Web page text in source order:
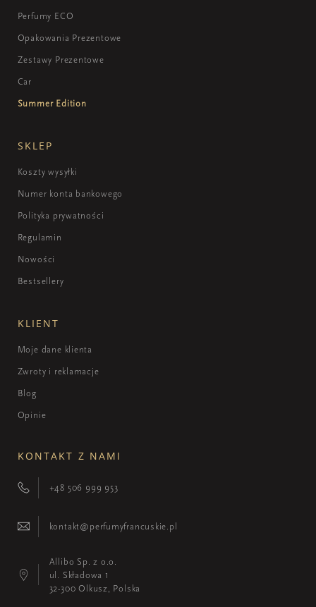
Perfumy ECO
Opakowania Prezentowe
Zestawy Prezentowe
Car
Summer Edition
SKLEP
Koszty wysyłki
Numer konta bankowego
Polityka prywatności
Regulamin
Nowości
Bestsellery
KLIENT
Moje dane klienta
Zwroty i reklamacje
Blog
Opinie
KONTAKT Z NAMI
+48 506 999 953
kontakt@perfumyfrancuskie.pl
Allibo Sp. z o.o.
ul. Składowa 1
32-300 Olkusz, Polska